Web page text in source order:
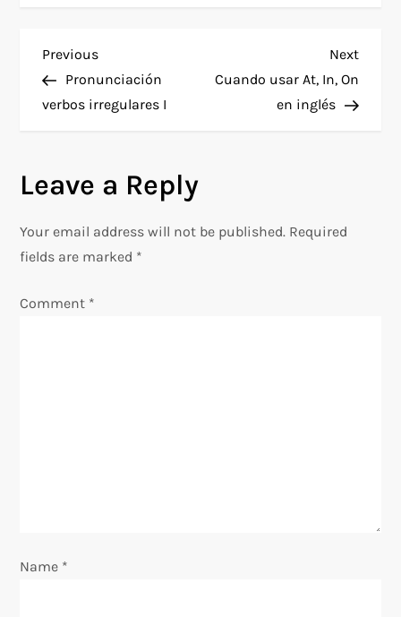
P
o
t
n
a
v
o
Previous
Post
Previous
Pronunciación
verbos irregulares I
Next
Post
Next
Cuando usar At, In, On
en inglés
Leave a Reply
Your email address will not be published. Required
fields are marked *
Comment *
Name *